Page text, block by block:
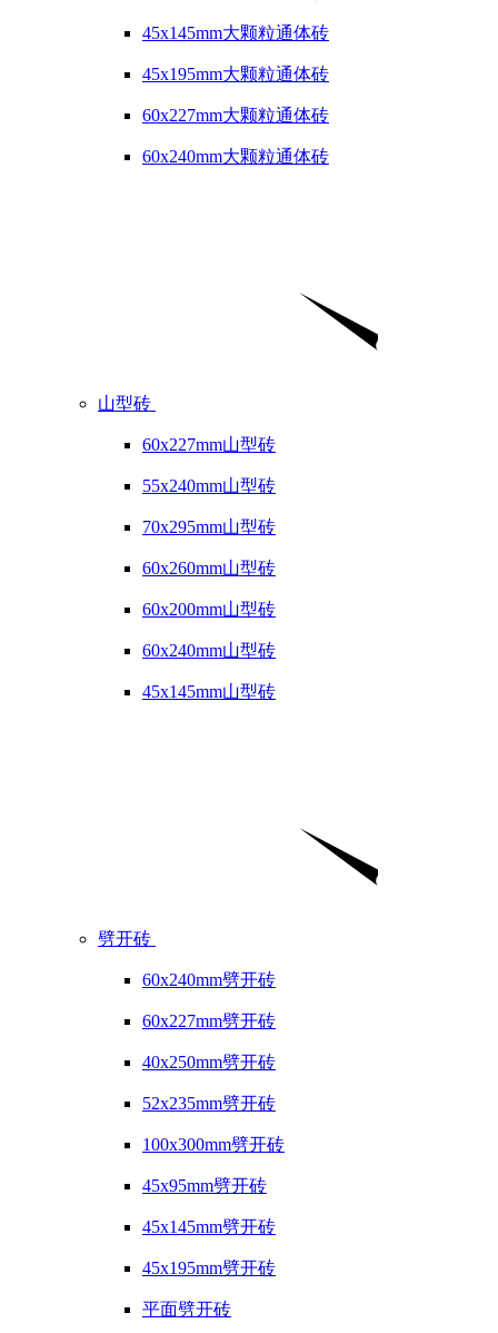
45x145mm大颗粒通体砖
45x195mm大颗粒通体砖
60x227mm大颗粒通体砖
60x240mm大颗粒通体砖
山型砖
60x227mm山型砖
55x240mm山型砖
70x295mm山型砖
60x260mm山型砖
60x200mm山型砖
60x240mm山型砖
45x145mm山型砖
劈开砖
60x240mm劈开砖
60x227mm劈开砖
40x250mm劈开砖
52x235mm劈开砖
100x300mm劈开砖
45x95mm劈开砖
45x145mm劈开砖
45x195mm劈开砖
平面劈开砖